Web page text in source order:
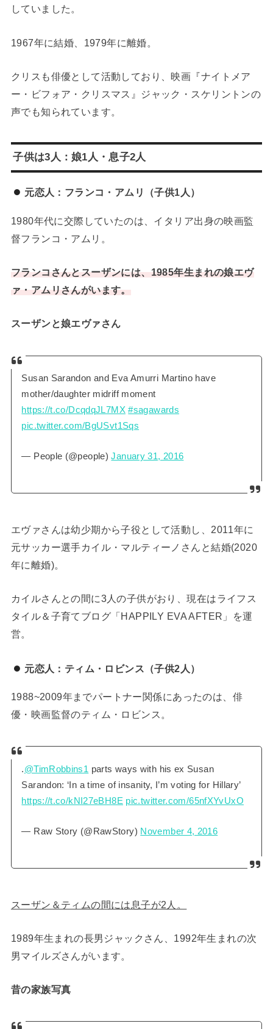
していました。
1967年に結婚、1979年に離婚。
クリスも俳優として活動しており、映画『ナイトメア
ー・ビフォア・クリスマス』ジャック・スケリントンの
声でも知られています。
子供は3人：娘1人・息子2人
元恋人：フランコ・アムリ（子供1人）
1980年代に交際していたのは、イタリア出身の映画監
督フランコ・アムリ。
フランコさんとスーザンには、1985年生まれの娘エヴ
ァ・アムリさんがいます。
スーザンと娘エヴァさん
Susan Sarandon and Eva Amurri Martino have
mother/daughter midriff moment
https://t.co/DcqdqJL7MX #sagawards
pic.twitter.com/BgUSvt1Sqs
— People (@people)January 31, 2016
エヴァさんは幼少期から子役として活動し、2011年に
元サッカー選手カイル・マルティーノさんと結婚(2020
年に離婚)。
カイルさんとの間に3人の子供がおり、現在はライフス
タイル＆子育てブログ「HAPPILY EVA AFTER」を運
営。
元恋人：ティム・ロビンス（子供2人）
1988~2009年までパートナー関係にあったのは、俳
優・映画監督のティム・ロビンス。
.@TimRobbins1 parts ways with his ex Susan
Sarandon: ‘In a time of insanity, I’m voting for Hillary’
https://t.co/kNI27eBH8E pic.twitter.com/65nfXYvUxO
— Raw Story (@RawStory) November 4, 2016
スーザン＆ティムの間には息子が2人。
1989年生まれの長男ジャックさん、1992年生まれの次
男マイルズさんがいます。
昔の家族写真